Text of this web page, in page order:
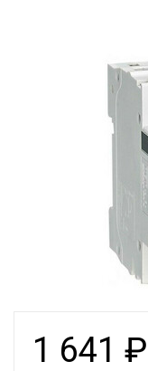
1 641 ₽